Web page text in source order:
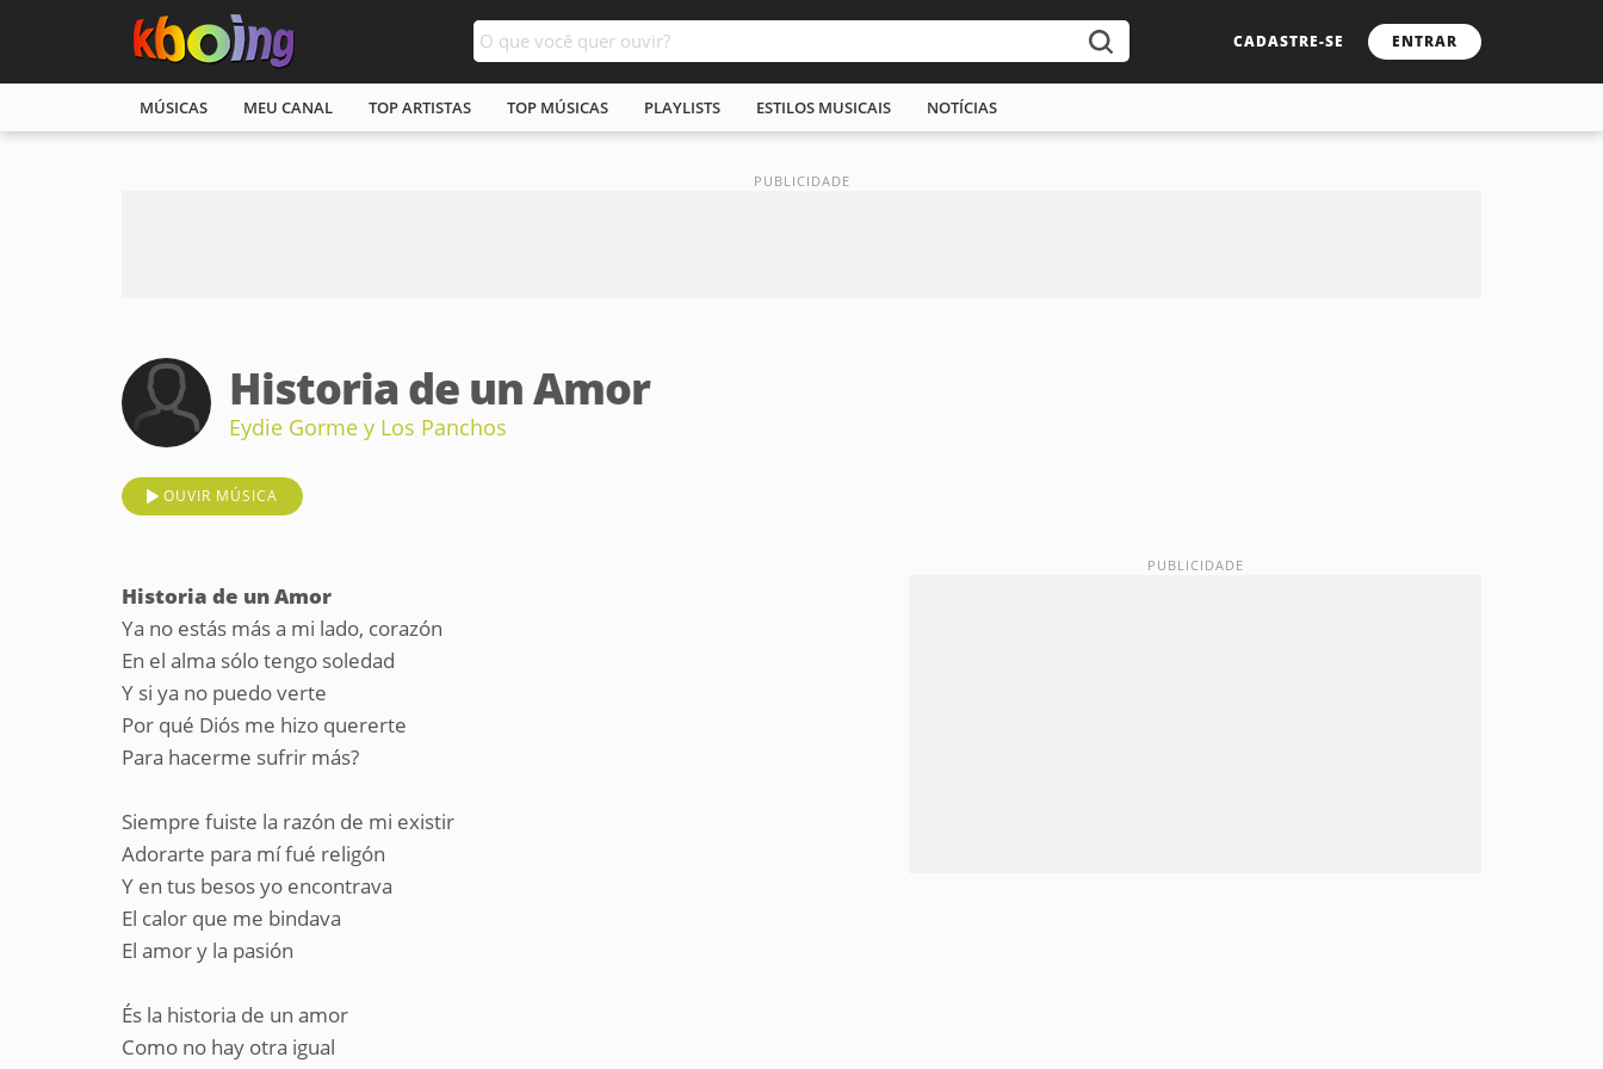
CADASTRE-SE ENTRAR
MÚSICAS MEU CANAL TOP ARTISTAS TOP MÚSICAS PLAYLISTS ESTILOS MUSICAIS NOTÍCIAS
Historia de un Amor
Eydie Gorme y Los Panchos
OUVIR MÚSICA
Historia de un Amor
Ya no estás más a mi lado, corazón
En el alma sólo tengo soledad
Y si ya no puedo verte
Por qué Diós me hizo quererte
Para hacerme sufrir más?
Siempre fuiste la razón de mi existir
Adorarte para mí fué religón
Y en tus besos yo encontrava
El calor que me bindava
El amor y la pasión
És la historia de un amor
Como no hay otra igual